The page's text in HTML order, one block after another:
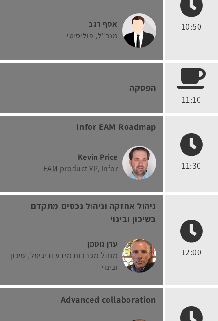
10:50 אסף רגב
מנכ"ל פוליסיטי
11:10
הפסקה
11:30
Infor EAM Roadmap
Kevin Price
EAM product VP Infor
12:00
ניהול אחזקה וניהול נכסים מתקדם
בשיכון ובינוי
ערן גוטמן
מנהל מערכות מידע ודיגיטל שיכון
ובינוי
Advanced collaboration